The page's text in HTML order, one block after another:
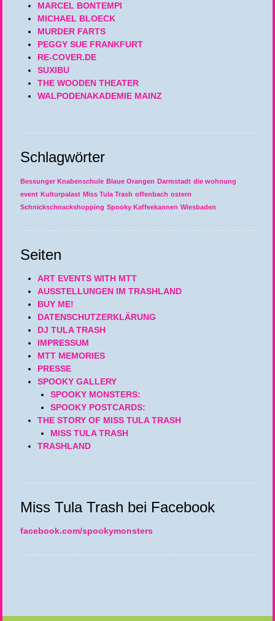
MARCEL BONTEMPI
MICHAEL BLOECK
MURDER FARTS
PEGGY SUE FRANKFURT
RE-COVER.DE
SUXIBU
THE WOODEN THEATER
WALPODENAKADEMIE MAINZ
Schlagwörter
Bessunger Knabenschule Blaue Orangen Darmstadt die wohnung
event Kulturpalast Miss Tula Trash offenbach ostern
Schnickschnackshopping Spooky Kaffeekannen Wiesbaden
Seiten
ART EVENTS WITH MTT
AUSSTELLUNGEN IM TRASHLAND
BUY ME!
DATENSCHUTZERKLÄRUNG
DJ TULA TRASH
IMPRESSUM
MTT MEMORIES
PRESSE
SPOOKY GALLERY
SPOOKY MONSTERS:
SPOOKY POSTCARDS:
THE STORY OF MISS TULA TRASH
MISS TULA TRASH
TRASHLAND
Miss Tula Trash bei Facebook
facebook.com/spookymonsters